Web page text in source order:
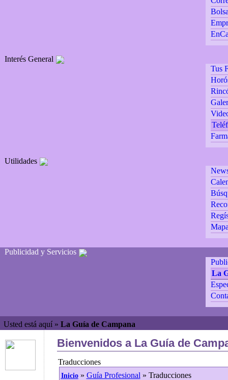
Interés General
Tus
Utilidades
Publicidad y Servicios
La
Usted está aquí » La Guía de Campana
Bienvenidos a La Guía de
Traducciones
Inicio» Guía Profesional » Traducciones